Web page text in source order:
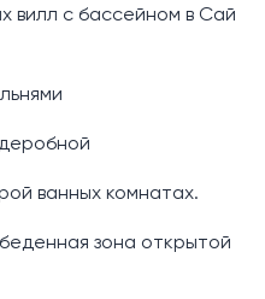
вилл с бассейном в Сай
ванных комнатах.
зона открытой